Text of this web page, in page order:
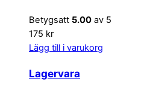
Betygsatt 5.00 av 5
175 kr
Lägg till i varukorg
Lagervara